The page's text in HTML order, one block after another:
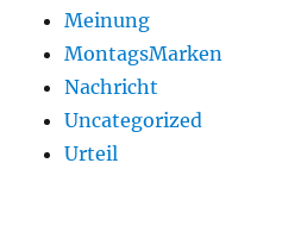
Meinung
MontagsMarken
Nachricht
Uncategorized
Urteil